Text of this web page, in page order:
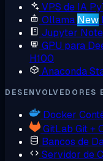
VPS de IA
Ollama New
Jupyter
GPU para
H100
Anaconda
DESENVOLVEDORES
Docker
GitLab Git +
Bancos de
Servidor de